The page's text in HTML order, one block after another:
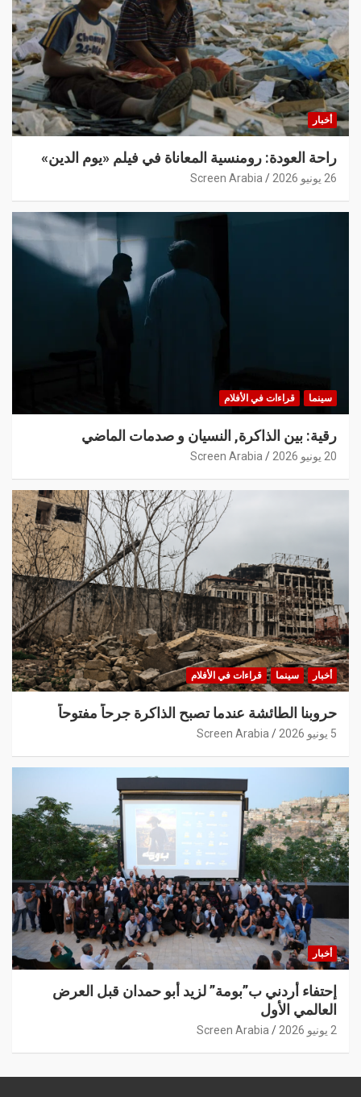
أخبار
راحة العودة: رومنسية المعاناة في فيلم «يوم الدين»
26 يونيو 2026 Screen Arabia
سينما قراءات في الأفلام
رقية: بين الذاكرة, النسيان و صدمات الماضي
20 يونيو 2026 Screen Arabia
أخبار سينما قراءات في الأفلام
حروبنا الطائشة عندما تصبح الذاكرة جرحاً مفتوحاً
5 يونيو 2026 Screen Arabia
أخبار
إحتفاء أردني ب”بومة” لزيد أبو حمدان قبل العرض
العالمي الأول
2 يونيو 2026 Screen Arabia